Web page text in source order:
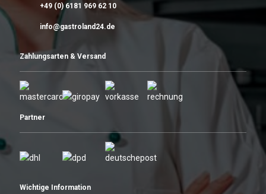
+49 (0) 6181 969 62 10
info@gastroland24.de
Zahlungsarten & Versand
Partner
Wichtige Information